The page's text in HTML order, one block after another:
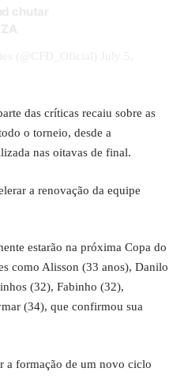
das críticas recaiu sobre as
o torneio, desde a
nas oitavas de final.
a renovação da equipe
estarão na próxima Copa do
como Alisson (33 anos), Danilo
(32), Fabinho (32),
(34), que confirmou sua
a formação de um novo ciclo